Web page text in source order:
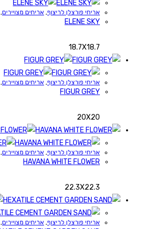
אריחי פורצלן לריצוף, אריחים מצויירים,
ELENE SKY
18.7X18.7
אריחי פורצלן לריצוף, אריחים מצויירים,
FIGUR GREY
20X20
אריחי פורצלן לריצוף, אריחים מצויירים,
HAVANA WHITE FLOWER
22.3X22.3
אריחי פורצלן לריצוף, אריחים מצויירים,